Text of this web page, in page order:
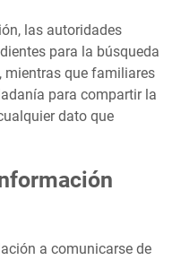
las autoridades
para la búsqueda
mientras que familiares
para compartir la
dato que
a comunicarse de